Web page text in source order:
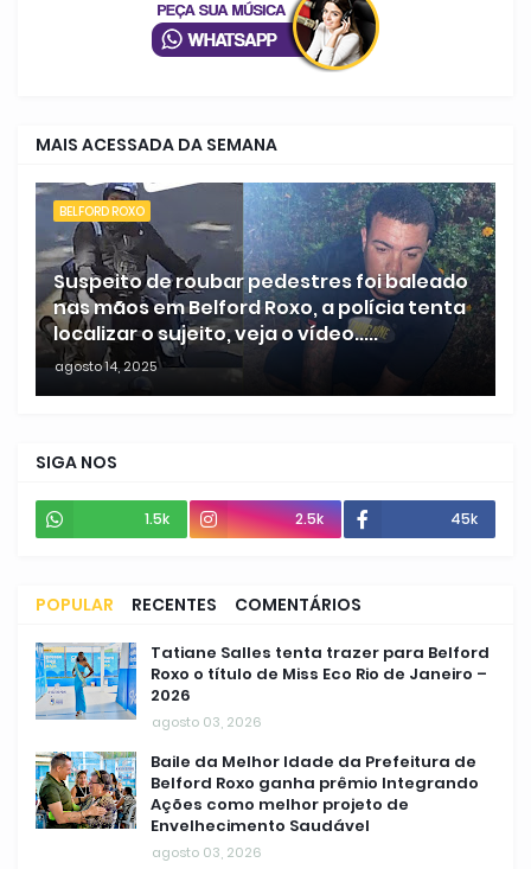
MAIS ACESSADA DA SEMANA
BELFORD ROXO
Suspeito de roubar pedestres foi baleado
nas mãos em Belford Roxo, a polícia tenta
localizar o sujeito, veja o vídeo.....
agosto 14, 2025
SIGA NOS
1.5k 2.5k 45k
POPULAR RECENTES COMENTÁRIOS
Tatiane Salles tenta trazer para Belford
Roxo o título de Miss Eco Rio de Janeiro –
2026
agosto 03, 2026
Baile da Melhor Idade da Prefeitura de
Belford Roxo ganha prêmio Integrando
Ações como melhor projeto de
Envelhecimento Saudável
agosto 03, 2026